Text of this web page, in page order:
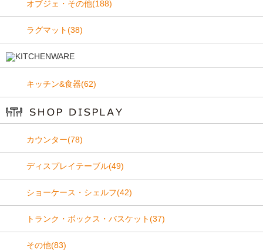
オブジェ・その他(188)
ラグマット(38)
キッチン&食器(62)
カウンター(78)
ディスプレイテーブル(49)
ショーケース・シェルフ(42)
トランク・ボックス・バスケット(37)
その他(83)